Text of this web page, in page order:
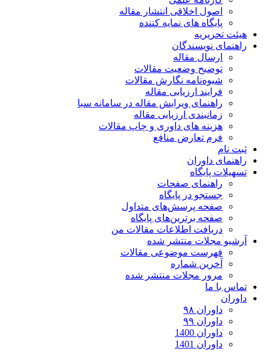
اصول اخلاقی انتشار مقاله
پایگاه های نمایه کننده
هیئت تحریریه
راهنمای نویسندگان
ارسال مقاله
توضیح وضعیت مقالات
شیوه‌نامه نگارش مقالات
فرایند ارزیابی مقاله
راهنمای ویرایش مقاله در سامانه سبا
زمانبندی ارزیابی مقاله
هزینه های داوری و چاپ مقالات
فرم تعارض منافع
ثبت نام
راهنمای داوران
تسهیلات پایگاه
راهنمای صفحات
جستجو در پایگاه
صفحه پرسش‌های متداول
صفحه برترین‌های پایگاه
دریافت اطلاعات مقالات من
آرشیو مجلات منتشر شده
فهرست موضوعی مقالات
آخرین شماره
مرور مجلات منتشر شده
تماس با ما
داوران
داوران ۹۸
داوران ۹۹
داوران 1400
داوران 1401